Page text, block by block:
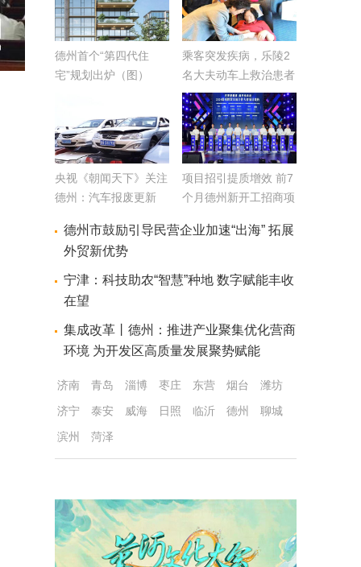
德州首个“第四代住
宅”规划出炉（图）
乘客突发疾病，乐陵2
名大夫动车上救治患者
获赞誉
央视《朝闻天下》关注
德州：汽车报废更新
项目招引提质增效 前7
个月德州新开工招商项
德州市鼓励引导民营企业加速“出海” 拓展
外贸新优势
宁津：科技助农“智慧”种地 数字赋能丰收
在望
集成改革丨德州：推进产业聚集优化营商
环境 为开发区高质量发展聚势赋能
济南 青岛 淄博 枣庄 东营 烟台
潍坊
济宁
泰安 威海 日照 临沂 德州
聊城
滨州
菏泽